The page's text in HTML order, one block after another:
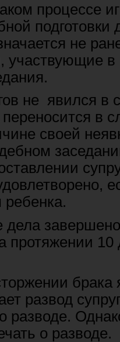
процессе
подготовки
не
участвующие
не явился в
в
своей
дела
протяжении
развод
разводе.
о разводе.